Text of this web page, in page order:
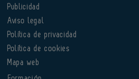
Publicidad
Aviso legal
Política de privacidad
Política de cookies
Mapa web